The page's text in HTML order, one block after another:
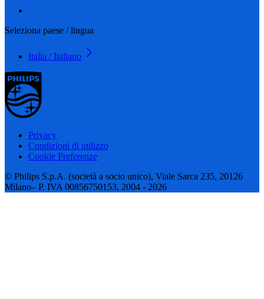
Seleziona paese / lingua
Italia / Italiano
Privacy
Condizioni di utilizzo
Cookie Preferenze
© Philips S.p.A. (società a socio unico), Viale Sarca 235, 20126
Milano– P. IVA 00856750153, 2004 - 2026